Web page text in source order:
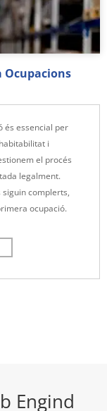
Ocupacions
és essencial per
i
el procés
legalment.
complerts,
ocupació.
Engind